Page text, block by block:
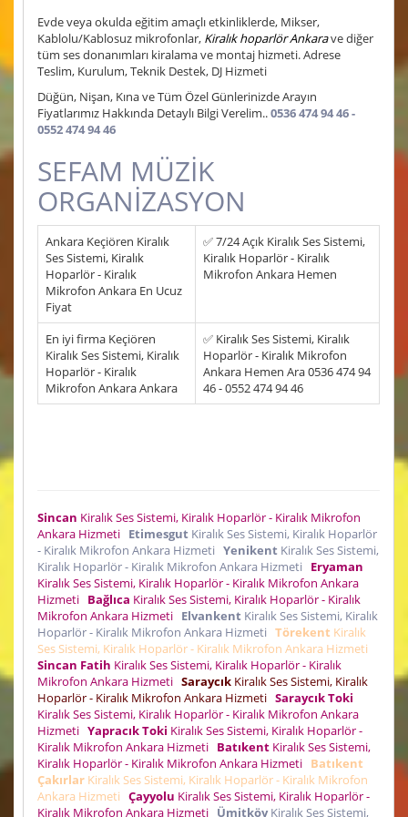
Evde veya okulda eğitim amaçlı etkinliklerde, Mikser,
Kablolu/Kablosuz mikrofonlar, Kiralık hoparlör Ankarave diğer
tüm ses donanımları kiralama ve montaj hizmeti. Adrese
Teslim, Kurulum, Teknik Destek, DJ Hizmeti
Düğün, Nişan, Kına ve Tüm Özel Günlerinizde Arayın
Fiyatlarımız Hakkında Detaylı Bilgi Verelim..0536 474 94 46 -
0552 474 94 46
SEFAM MÜZİK
ORGANİZASYON
Ankara Keçiören Kiralık
Ses Sistemi, Kiralık
Hoparlör - Kiralık
Mikrofon Ankara En Ucuz
Fiyat
✅ 7/24 Açık Kiralık Ses Sistemi,
Kiralık Hoparlör - Kiralık
Mikrofon Ankara Hemen
En iyi firma Keçiören
Kiralık Ses Sistemi, Kiralık
Hoparlör - Kiralık
Mikrofon Ankara Ankara
✅ Kiralık Ses Sistemi, Kiralık
Hoparlör - Kiralık Mikrofon
Ankara Hemen Ara 0536 474 94
46 - 0552 474 94 46
Sincan Kiralık Ses Sistemi, Kiralık Hoparlör - Kiralık Mikrofon
Ankara Hizmeti Etimesgut Kiralık Ses Sistemi, Kiralık Hoparlör
- Kiralık Mikrofon Ankara Hizmeti Yenikent Kiralık Ses Sistemi,
Kiralık Hoparlör - Kiralık Mikrofon Ankara Hizmeti
Eryaman
Kiralık Ses Sistemi, Kiralık Hoparlör - Kiralık Mikrofon Ankara
Hizmeti Bağlıca Kiralık Ses Sistemi, Kiralık Hoparlör - Kiralık
Mikrofon Ankara Hizmeti Elvankent Kiralık Ses Sistemi, Kiralık
Hoparlör - Kiralık Mikrofon Ankara Hizmeti Törekent Kiralık
Ses Sistemi, Kiralık Hoparlör - Kiralık Mikrofon Ankara Hizmeti
Sincan Fatih Kiralık Ses Sistemi, Kiralık Hoparlör - Kiralık
Mikrofon Ankara Hizmeti Saraycık Kiralık Ses Sistemi, Kiralık
Hoparlör - Kiralık Mikrofon Ankara Hizmeti Saraycık Toki
Kiralık Ses Sistemi, Kiralık Hoparlör - Kiralık Mikrofon Ankara
Hizmeti Yapracık Toki Kiralık Ses Sistemi, Kiralık Hoparlör -
Kiralık Mikrofon Ankara Hizmeti Batıkent Kiralık Ses Sistemi,
Kiralık Hoparlör - Kiralık Mikrofon Ankara Hizmeti Batıkent
Çakırlar Kiralık Ses Sistemi, Kiralık Hoparlör - Kiralık Mikrofon
Ankara Hizmeti Çayyolu Kiralık Ses Sistemi, Kiralık Hoparlör -
Kiralık Mikrofon Ankara Hizmeti ÜmitköyKiralık Ses Sistemi,